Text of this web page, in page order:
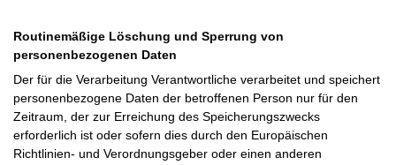
Routinemäßige Löschung und Sperrung von
personenbezogenen Daten
Der für die Verarbeitung Verantwortliche verarbeitet und speichert
personenbezogene Daten der betroffenen Person nur für den
Zeitraum, der zur Erreichung des Speicherungszwecks
erforderlich ist oder sofern dies durch den Europäischen
Richtlinien- und Verordnungsgeber oder einen anderen